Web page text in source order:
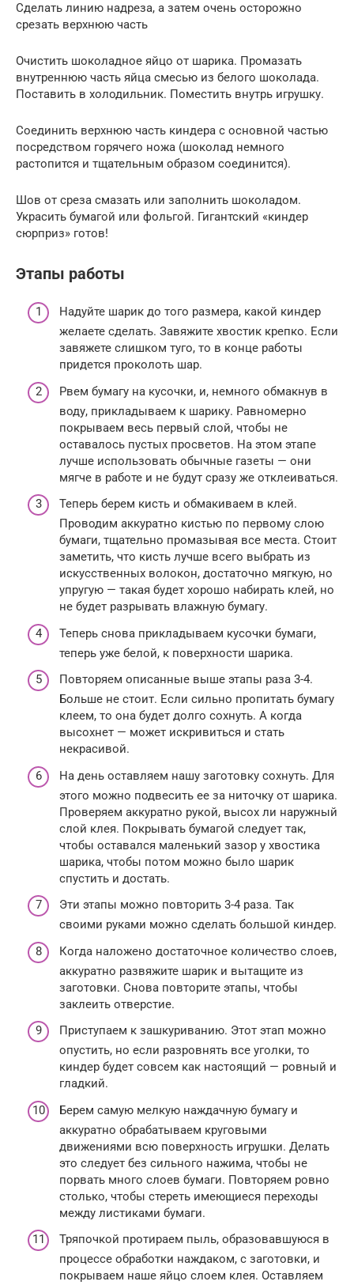
Сделать линию надреза, а затем очень осторожно
срезать верхнюю часть
Очистить шоколадное яйцо от шарика. Промазать
внутреннюю часть яйца смесью из белого шоколада.
Поставить в холодильник. Поместить внутрь игрушку.
Соединить верхнюю часть киндера с основной частью
посредством горячего ножа (шоколад немного
растопится и тщательным образом соединится).
Шов от среза смазать или заполнить шоколадом.
Украсить бумагой или фольгой. Гигантский «киндер
сюрприз» готов!
Этапы работы
Надуйте шарик до того размера, какой киндер
желаете сделать. Завяжите хвостик крепко. Если
завяжете слишком туго, то в конце работы
придется проколоть шар.
Рвем бумагу на кусочки, и, немного обмакнув в
воду, прикладываем к шарику. Равномерно
покрываем весь первый слой, чтобы не
оставалось пустых просветов. На этом этапе
лучше использовать обычные газеты — они
мягче в работе и не будут сразу же отклеиваться.
Теперь берем кисть и обмакиваем в клей.
Проводим аккуратно кистью по первому слою
бумаги, тщательно промазывая все места. Стоит
заметить, что кисть лучше всего выбрать из
искусственных волокон, достаточно мягкую, но
упругую — такая будет хорошо набирать клей, но
не будет разрывать влажную бумагу.
Теперь снова прикладываем кусочки бумаги,
теперь уже белой, к поверхности шарика.
Повторяем описанные выше этапы раза 3-4.
Больше не стоит. Если сильно пропитать бумагу
клеем, то она будет долго сохнуть. А когда
высохнет — может искривиться и стать
некрасивой.
На день оставляем нашу заготовку сохнуть. Для
этого можно подвесить ее за ниточку от шарика.
Проверяем аккуратно рукой, высох ли наружный
слой клея. Покрывать бумагой следует так,
чтобы оставался маленький зазор у хвостика
шарика, чтобы потом можно было шарик
спустить и достать.
Эти этапы можно повторить 3-4 раза. Так
своими руками можно сделать большой киндер.
Когда наложено достаточное количество слоев,
аккуратно развяжите шарик и вытащите из
заготовки. Снова повторите этапы, чтобы
заклеить отверстие.
Приступаем к зашкуриванию. Этот этап можно
опустить, но если разровнять все уголки, то
киндер будет совсем как настоящий — ровный и
гладкий.
Берем самую мелкую наждачную бумагу и
аккуратно обрабатываем круговыми
движениями всю поверхность игрушки. Делать
это следует без сильного нажима, чтобы не
порвать много слоев бумаги. Повторяем ровно
столько, чтобы стереть имеющиеся переходы
между листиками бумаги.
Тряпочкой протираем пыль, образовавшуюся в
процессе обработки наждаком, с заготовки, и
покрываем наше яйцо слоем клея. Оставляем